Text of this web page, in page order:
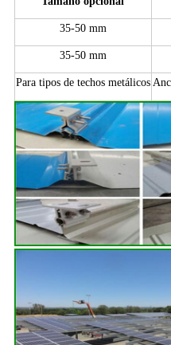
35-50 mm
35-50 mm
Para tipos de techos metálicos